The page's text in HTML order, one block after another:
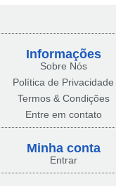
Informações
Sobre Nós
Política de Privacidade
Termos & Condições
Entre em contato
Minha conta​
Entrar